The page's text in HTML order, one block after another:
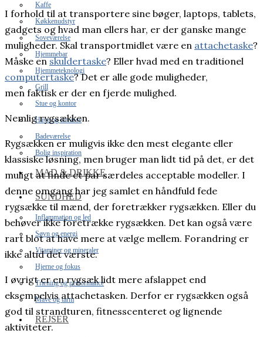
Kaffe
Køkkenudstyr
Soveværelse
Hjemmebar
Hjemmeteknologi
Grill
Stue og kontor
Have og terrasse
Badeværelse
Bolig inspiration
MAD & DRIKKE
SUNDHED
Inflammation og led
Søvn og energi
Vitaminer og mineraler
Hjerne og fokus
Træning og performance
Mave og tarm
REJSER
I forhold til at transportere sine bøger, laptops, tablets,
gadgets og hvad man ellers har, er der ganske mange
muligheder. Skal transportmidlet være en attachetaske?
Måske enskuldertaske? Eller hvad med en traditionel
computertaske? Det er alle gode muligheder,
men faktisk er der en fjerde mulighed.
Nemlig rygsækken.
Rygsækken er muligvis ikke den mest elegante eller
klassiske løsning, men bruger man lidt tid på det, er det
muligt at finde et par særdeles acceptable modeller. I
denne omgang har jeg samlet en håndfuld fede
rygsække til mænd, der foretrækker rygsækken. Eller du
behøver ikke foretrække rygsækken. Det kan også være
rart blot at have mere at vælge mellem. Forandring er
ikke altid det værste.
I øvrigt er en rygsæk lidt mere afslappet end
eksempelvis attachetasken. Derfor er rygsækken også
god til strandturen, fitnesscenteret og lignende
aktiviteter.